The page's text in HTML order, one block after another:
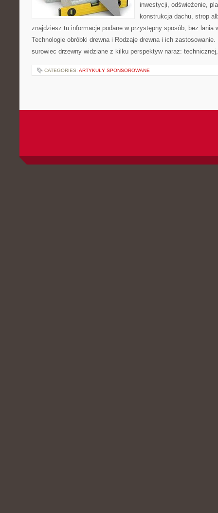
inwestycji, odświeżenie,
konstrukcja dachu, strop
znajdziesz tu informacje podane w przystępny sposób, bez lania
Technologie obróbki drewna i Rodzaje drewna i ich
surowiec drzewny widziane z kilku perspektyw naraz:
CATEGORIES: ARTYKUŁY SPONSOROWANE